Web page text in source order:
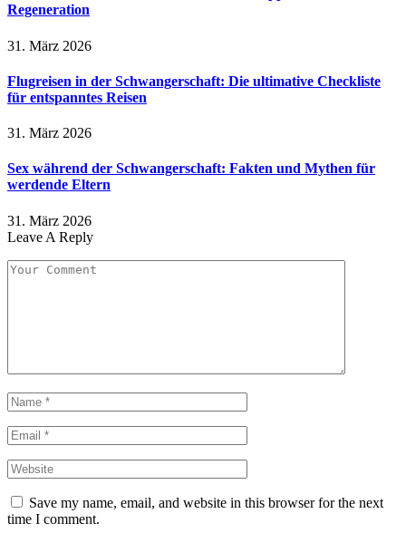
Regeneration
31. März 2026
Flugreisen in der Schwangerschaft: Die ultimative Checkliste
für entspanntes Reisen
31. März 2026
Sex während der Schwangerschaft: Fakten und Mythen für
werdende Eltern
31. März 2026
Leave A Reply
Save my name, email, and website in this browser for the next
time I comment.